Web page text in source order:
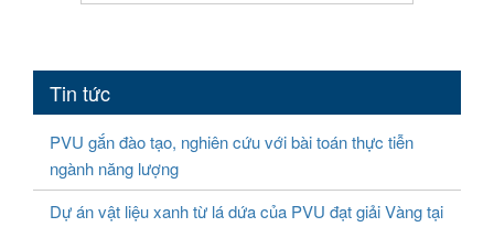
Tin tức
PVU gắn đào tạo, nghiên cứu với bài toán thực tiễn
ngành năng lượng
Dự án vật liệu xanh từ lá dứa của PVU đạt giải Vàng tại